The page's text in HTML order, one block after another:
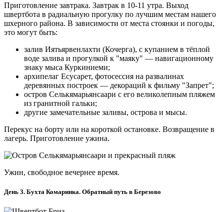
Приготовление завтрака. Завтрак в 10-11 утра. Выход
швертбота в радиальную прогулку по лучшим местам нашего
шхерного района. В зависимости от места стоянки и погоды,
это могут быть:
залив Иятьярвенлахти (Кочерга), с купанием в тёплой
воде залива и прогулкой к "маяку" — навигационному
знаку мыса Куркиниеми;
архипелаг Есусарет, фотосессия на развалинах
деревянных построек — декораций к фильму "Запрет";
остров Селькямарьянсаари с его великолепным пляжем
из гранитной гальки;
другие замечательные заливы, острова и мысы.
Перекус на борту или на короткой остановке. Возвращение в
лагерь. Приготовление ужина.
Ужин, свободное вечернее время.
День 3. Бухта Комаринка. Обратный путь в Березово